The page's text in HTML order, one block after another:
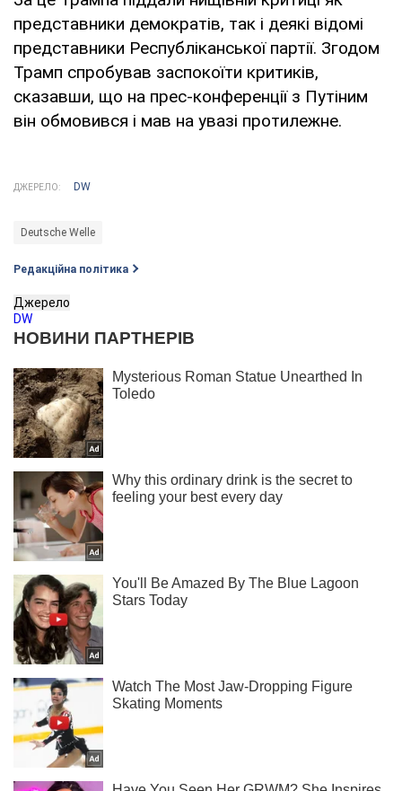
представники демократів, так і деякі відомі
представники Республіканської партії. Згодом
Трамп спробував заспокоїти критиків,
сказавши, що на прес-конференції з Путіним
він обмовився і мав на увазі протилежне.
ДЖЕРЕЛО: DW
Deutsche Welle
Редакційна політика
Джерело
DW